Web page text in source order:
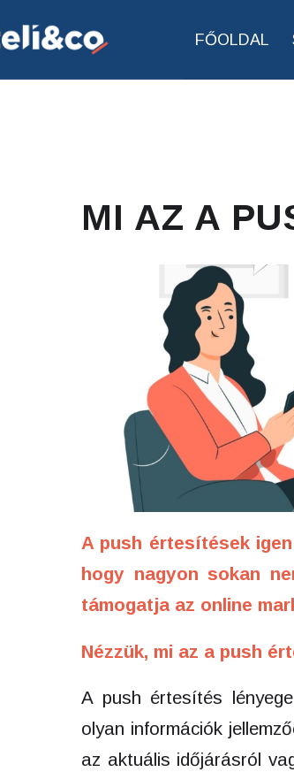
FŐOLDAL
MI AZ A
A push értesítések
hogy nagyon sokan
támogatja az online
Nézzük, mi az a push
A push értesítés
olyan információk
az aktuális időjárásról